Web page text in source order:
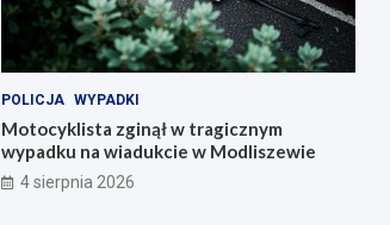
POLICJA WYPADKI
Motocyklista zginął w tragicznym
wypadku na wiadukcie w Modliszewie
4 sierpnia 2026